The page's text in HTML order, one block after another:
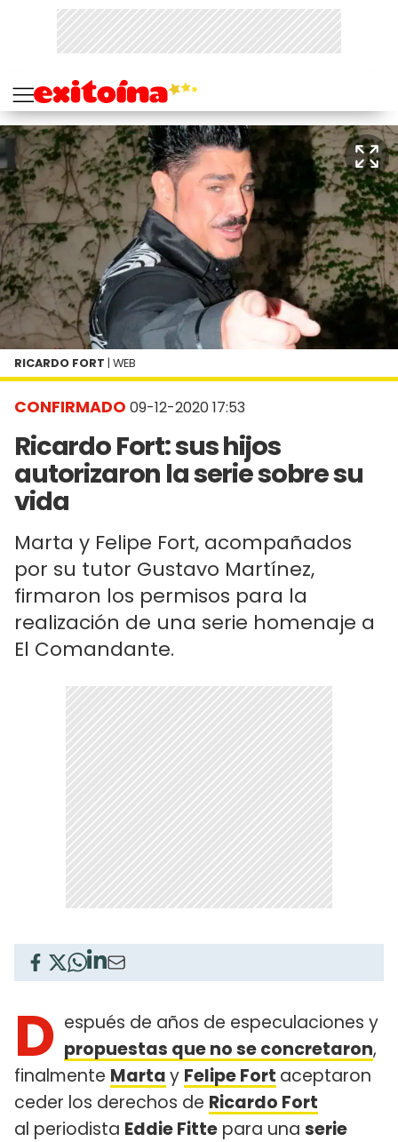
CONFIRMADO 09-12-2020 17:53
Ricardo Fort: sus hijos
autorizaron la serie sobre su
vida
Marta y Felipe Fort, acompañados
por su tutor Gustavo Martínez,
firmaron los permisos para la
realización de una serie homenaje a
El Comandante.
RICARDO FORT | WEB
D espués de años de especulaciones y
propuestas que no se concretaron,
finalmente Martay Felipe Fort aceptaron
ceder los derechos de Ricardo Fort
al periodista Eddie Fitte para una serie